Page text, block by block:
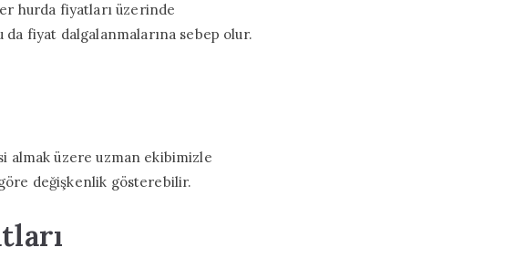
hurda fiyatları üzerinde
fiyat dalgalanmalarına sebep olur.
almak üzere uzman ekibimizle
değişkenlik gösterebilir.